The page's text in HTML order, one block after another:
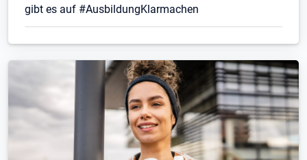
gibt es auf #AusbildungKlarmachen